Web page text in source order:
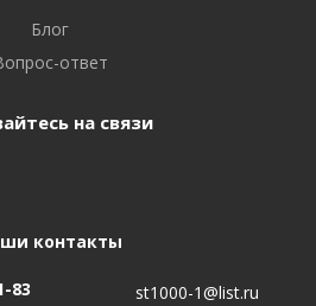
Блог
ответ
на связи
контакты
83 st1000-1@list.ru